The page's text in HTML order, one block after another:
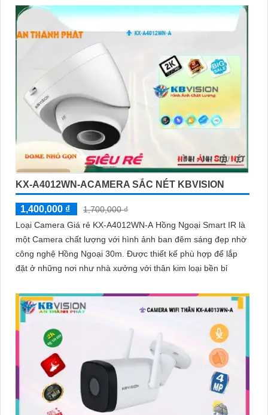
yên tâm bảo vệ gia đình và tài sản của bạn ngay hôm nay!"
Bạn có thể điều chỉnh và thêm vào nội dung trên để phù hợp với
nhu cầu cụ thể của bạn. Chúc bạn thành công!
KX-A4012WN-ACAMERA SẮC NÉT KBVISION
1,400,000 ₫
1,700,000 ₫
Loại Camera Giá rẻ KX-A4012WN-A Hồng Ngoại Smart IR là
một Camera chất lượng với hình ảnh ban đêm sáng đẹp nhờ
công nghệ Hồng Ngoại 30m. Được thiết kế phù hợp để lắp
đặt ở những nơi như nhà xưởng với thân kim loại bền bỉ